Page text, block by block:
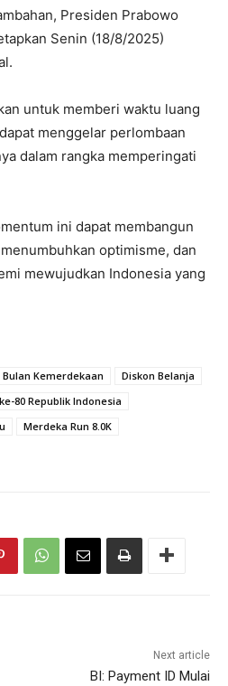
Presiden Prabowo
Senin (18/8/2025)
untuk memberi waktu luang
menggelar perlombaan
dalam rangka memperingati
ini dapat membangun
optimisme, dan
mewujudkan Indonesia yang
Bulan Kemerdekaan
Diskon Belanja
80 Republik Indonesia
Merdeka Run 8.0K
Next article
BI: Payment ID Mulai